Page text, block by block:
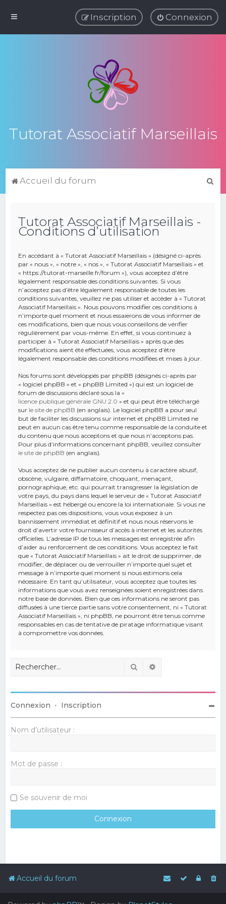
Connexion
Inscription
Tutorat Associatif Marseillais
Accueil du forum
Tutorat Associatif Marseillais -
Conditions d’utilisation
En accédant à « Tutorat Associatif Marseillais » (désigné ci-après
par « nous », « notre », « nos », « Tutorat Associatif Marseillais » et
« https://tutorat-marseille.fr/forum »), vous acceptez d’être
légalement responsable des conditions suivantes. Si vous
n’acceptez pas d’être légalement responsable de toutes les
conditions suivantes, veuillez ne pas utiliser et accéder à « Tutorat
Associatif Marseillais ». Nous pouvons modifier ces conditions à
n’importe quel moment et nous essaierons de vous informer de
ces modifications, bien que nous vous conseillons de vérifier
régulièrement par vous-même. En effet, si vous continuez à
participer à « Tutorat Associatif Marseillais » après que des
modifications aient été effectuées, vous acceptez d’être
légalement responsable des conditions modifiées et mises à jour.
Nos forums sont développés par phpBB (désignés ci-après par
« logiciel phpBB » et « phpBB Limited ») qui est un logiciel de
forum de discussions déclaré sous la «
licence publique générale GNU 2.0 » et qui peut être téléchargé
sur le site de phpBB (en anglais). Le logiciel phpBB a pour seul
but de faciliter les discussions sur internet et phpBB Limited ne
peut en aucun cas être tenu comme responsable de la conduite et
du contenu que nous acceptons et que nous n’acceptons pas.
Pour plus d’informations concernant phpBB, veuillez consulter
le site de phpBB (en anglais).
Vous acceptez de ne publier aucun contenu à caractère abusif,
obscène, vulgaire, diffamatoire, choquant, menaçant,
pornographique, etc. qui pourrait transgresser la législation de
votre pays, du pays dans lequel le serveur de « Tutorat Associatif
Marseillais » est hébergé ou encore la loi internationale. Si vous ne
respectez pas ces dispositions, vous vous exposez à un
bannissement immédiat et définitif et nous nous réservons le
droit d’avertir votre fournisseur d’accès à internet et les autorités
officielles. L’adresse IP de tous les messages est enregistrée afin
d’aider au renforcement de ces conditions. Vous acceptez le fait
que « Tutorat Associatif Marseillais » ait le droit de supprimer, de
modifier, de déplacer ou de verrouiller n’importe quel sujet et
message à n’importe quel moment si nous estimons cela
nécessaire. En tant qu’utilisateur, vous acceptez que toutes les
informations que vous avez renseignées soient enregistrées dans
notre base de données. Bien que ces informations ne seront pas
diffusées à une tierce partie sans votre consentement, ni « Tutorat
Associatif Marseillais », ni phpBB, ne pourront être tenus comme
responsables en cas de tentative de piratage informatique visant
à compromettre vos données.
Rechercher
Connexion • Inscription
Nom d’utilisateur :
Mot de passe :
Se souvenir de moi
Accueil du forum